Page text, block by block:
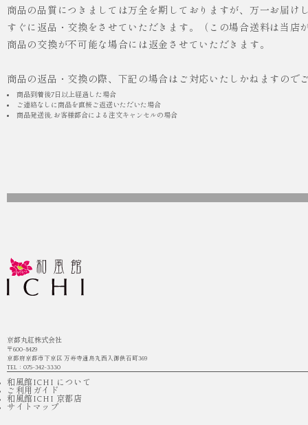
商品の品質につきましては万全を期しておりますが、万一お届
すぐに返品・交換をさせていただきます。（この場合送料は当店
商品の交換が不可能な場合には返金させていただきます。
商品の返品・交換の際、下記の場合はご対応いたしかねますので
商品到着後7日以上経過した場合
ご連絡なしに商品を直接ご返送いただいた場合
商品発送後, お客様都合による注文キャンセルの場合
京都丸紅株式会社
〒600-8429
京都府京都市下京区 万寿寺通烏丸西入御供石町369
TEL：075-342-3330
和風館ICHI について
ご利用ガイド
和風館ICHI 京都店
サイトマップ